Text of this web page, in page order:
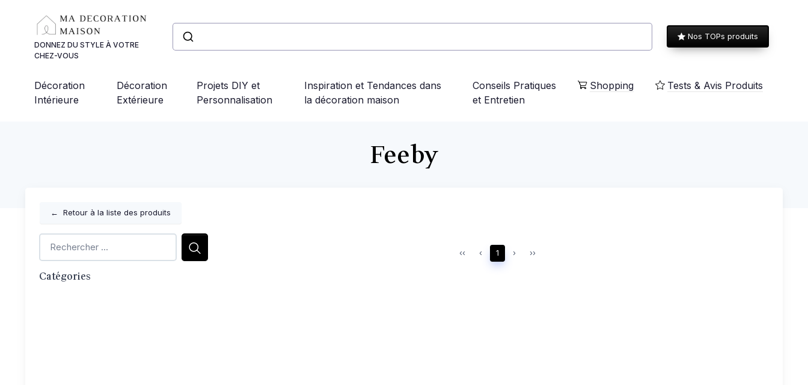
DONNEZ DU STYLE À VOTRE
CHEZ-VOUS
Nos TOPs produits
Décoration
Intérieure
Décoration
Extérieure
Projets DIY et
Personnalisation
Inspiration et Tendances dans
la décoration maison
Conseils Pratiques
et Entretien
Shopping Tests & Avis Produits
Feeby
← Retour à la liste des produits
Catégories
‹‹ ‹ 1 › ››